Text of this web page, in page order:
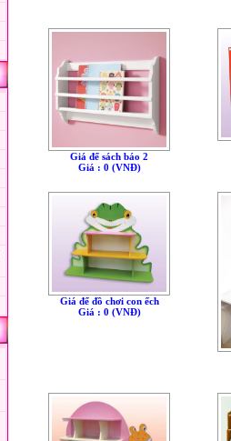
Giá để sách báo 2
Giá : 0 (VNÐ)
Giá để đồ chơi con ếch
Giá : 0 (VNÐ)